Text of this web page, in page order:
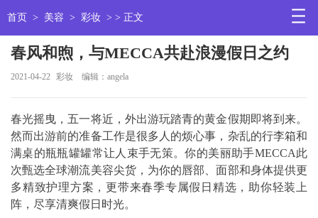
首页 > 美容 > 彩妆 > > 正文
春风和煦，与MECCA共赴浪漫假日之约
2021-04-22 彩妆 编辑：angela
春光摇曳，五一将近，外出游玩踏青的黄金假期即将到来。
然而出游前的准备工作是很多人的烦心事，杂乱的行李箱和
满桌的瓶瓶罐罐常让人束手无策。你的美丽助手MECCA此
次甄选全球潮流美容尖货，为你的唇部、面部和身体提供更
多精致护理方案，更带来春季专属假日精选，助你轻装上
阵，尽享清爽假日时光。